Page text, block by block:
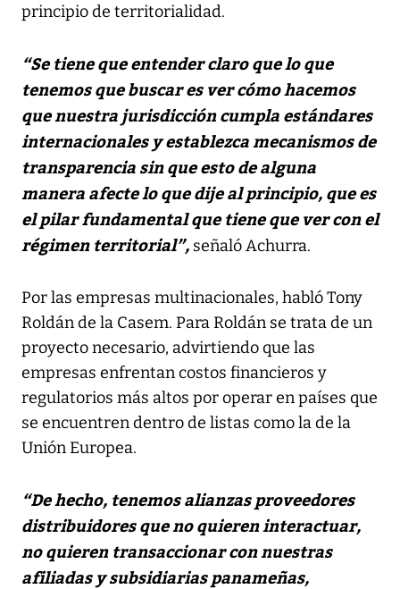
principio de territorialidad.
“Se tiene que entender claro que lo que
tenemos que buscar es ver cómo hacemos
que nuestra jurisdicción cumpla estándares
internacionales y establezca mecanismos de
transparencia sin que esto de alguna
manera afecte lo que dije al principio, que es
el pilar fundamental que tiene que ver con el
régimen territorial”, señaló Achurra.
Por las empresas multinacionales, habló Tony
Roldán de la Casem. Para Roldán se trata de un
proyecto necesario, advirtiendo que las
empresas enfrentan costos financieros y
regulatorios más altos por operar en países que
se encuentren dentro de listas como la de la
Unión Europea.
“De hecho, tenemos alianzas proveedores
distribuidores que no quieren interactuar,
no quieren transaccionar con nuestras
afiliadas y subsidiarias panameñas,